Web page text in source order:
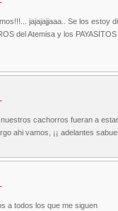
jajajajjaaa.. Se los estoy
del Atemisa y los
cachorros fueran a
ahi vamos, ¡¡ adelantes
a todos los que me siguen